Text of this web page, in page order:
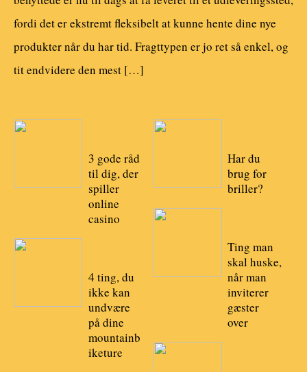
fordi det er ekstremt fleksibelt at kunne hente dine nye
produkter når du har tid. Fragttypen er jo ret så enkel, og
tit endvidere den mest […]
3 gode råd
til dig, der
spiller
online
casino
4 ting, du
ikke kan
undvære
på dine
mountainb
iketure
Har du
brug for
briller?
Ting man
skal huske,
når man
inviterer
gæster
over